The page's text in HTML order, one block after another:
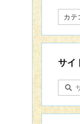
定
分
に
関
す
記
事
を
サイ